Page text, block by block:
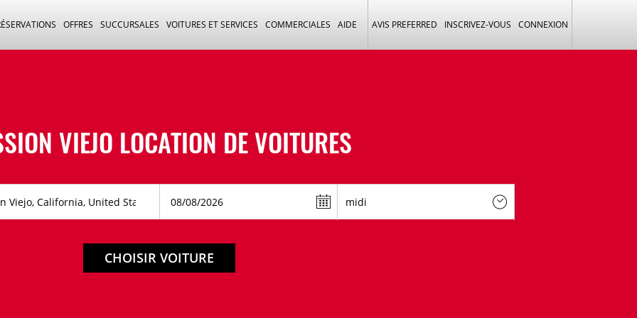
OFFRES SUCCURSALES VOITURES ET SERVICES COMMERCIALES AIDE AVIS PREFERRED INSCRIVEZ-VOUS CONNEXION
VIEJO LOCATION DE VOITURES
CHOISIR VOITURE